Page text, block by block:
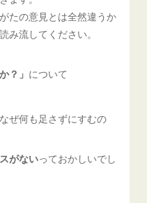
たの意見とは全然違うか
み流してください。
？」 について
ぜ何も足さずにすむの
がないっておかしいでし